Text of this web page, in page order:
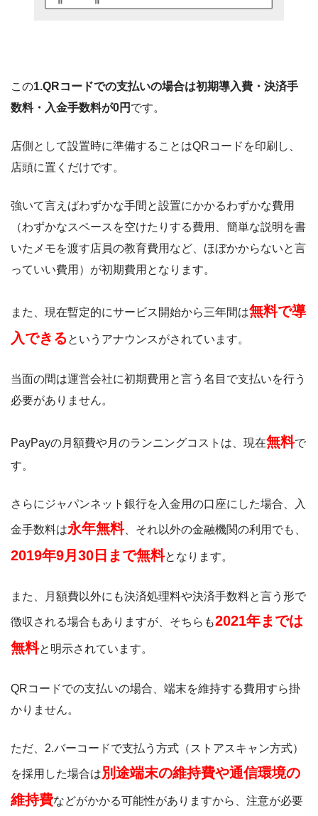
この1.QRコードでの支払いの場合は初期導入費・決済手
数料・入金手数料が0円 です。
店側として設置時に準備することはQRコードを印刷し、
店頭に置くだけです。
強いて言えばわずかな手間と設置にかかるわずかな費用
（わずかなスペースを空けたりする費用、簡単な説明を書
いたメモを渡す店員の教育費用など、ほぼかからないと言
っていい費用）が初期費用となります。
また、現在暫定的にサービス開始から三年間は無料で導
入できるというアナウンスがされています。
当面の間は運営会社に初期費用と言う名目で支払いを行う
必要がありません。
PayPayの月額費や月のランニングコストは、現在無料で
す。
さらにジャパンネット銀行を入金用の口座にした場合、入
金手数料は永年無料、それ以外の金融機関の利用でも、
2019年9月30日まで無料となります。
また、月額費以外にも決済処理料や決済手数料と言う形で
徴収される場合もありますが、そちらも2021年までは
無料と明示されています。
QRコードでの支払いの場合、端末を維持する費用すら掛
かりません。
ただ、2.バーコードで支払う方式（ストアスキャン方式）
を採用した場合は別途端末の維持費や通信環境の
維持費などがかかる可能性がありますから、注意が必要